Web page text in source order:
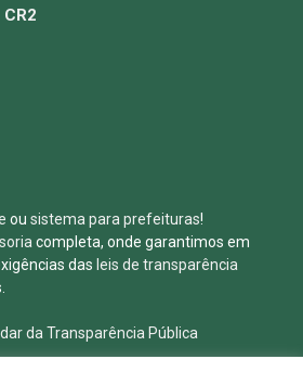
CR2
ou sistema para prefeituras!
completa, onde garantimos em
das leis de transparência
da Transparência Pública